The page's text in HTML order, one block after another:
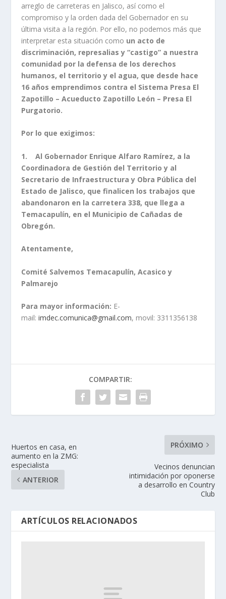
arreglo de carreteras en Jalisco, así como el
compromiso y la orden dada del Gobernador en su
última visita a la región. Por ello, no podemos más que
interpretar esta situación como un acto de
discriminación, represalias y “castigo” a nuestra
comunidad por la defensa de los derechos
humanos, el territorio y el agua, que desde hace
16 años emprendimos contra el Sistema Presa El
Zapotillo – Acueducto Zapotillo León – Presa El
Purgatorio.
Por lo que exigimos:
1.
Al Gobernador Enrique Alfaro Ramírez, a la
Coordinadora de Gestión del Territorio y al
Secretario de Infraestructura y Obra Pública del
Estado de Jalisco, que finalicen los trabajos que
abandonaron en la carretera 338, que llega a
Temacapulín, en el Municipio de Cañadas de
Obregón.
Atentamente,
Comité Salvemos Temacapulín, Acasico y
Palmarejo
Para mayor información: E-
mail:imdec.comunica@gmail.com, movil: 3311356138
COMPARTIR:
Huertos en casa, en
aumento en la ZMG:
especialista
ANTERIOR
PRÓXIMO
Vecinos denuncian
intimidación por oponerse
a desarrollo en Country
Club
ARTÍCULOS RELACIONADOS